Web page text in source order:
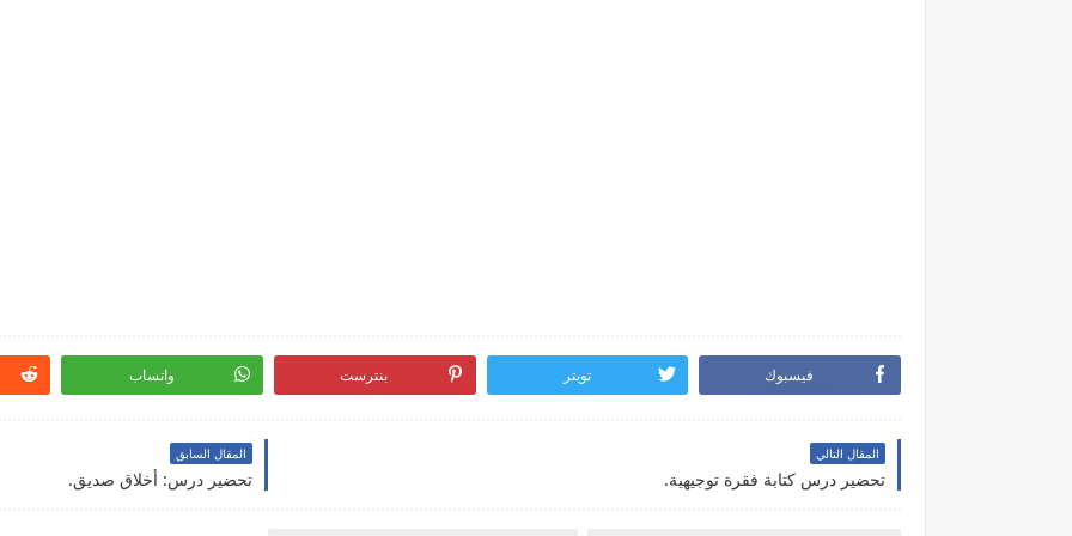
فيسبوك تويتر بنترست واتساب
المقال التالي
تحضير درس كتابة فقرة توجيهية.
المقال السابق
تحضير درس: أخلاق صديق.